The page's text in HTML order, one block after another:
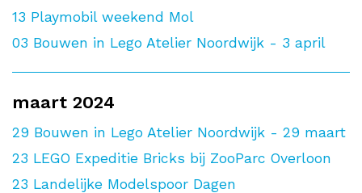
13 Playmobil weekend Mol
03 Bouwen in Lego Atelier Noordwijk - 3 april
maart 2024
29 Bouwen in Lego Atelier Noordwijk - 29 maart
23 LEGO Expeditie Bricks bij ZooParc Overloon
23 Landelijke Modelspoor Dagen